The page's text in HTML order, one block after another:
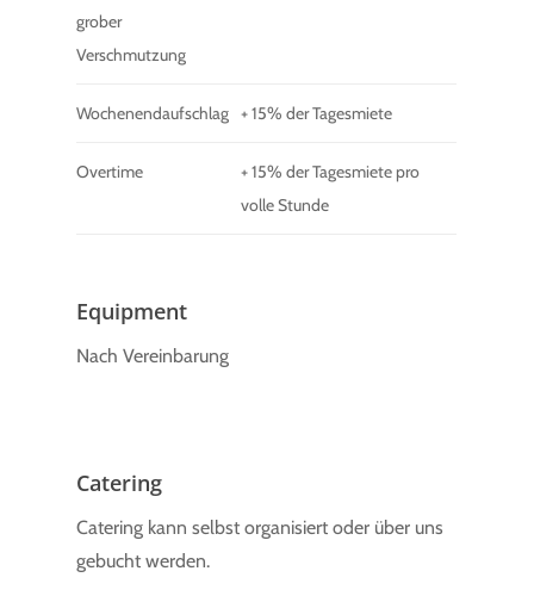
grober
Verschmutzung
Wochenendaufschlag + 15% der Tagesmiete
Overtime
+ 15% der Tagesmiete pro
volle Stunde
Equipment
Nach Vereinbarung
Catering
Catering kann selbst organisiert oder über uns
gebucht werden.